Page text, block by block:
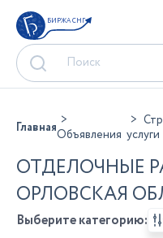
БИРЖА СНГ
ГлавнаяОбъявления услуги
ОТДЕЛОЧНЫЕ
ОРЛОВСКАЯ
Выберите категорию: